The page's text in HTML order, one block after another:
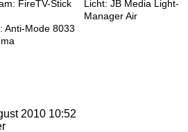
FireTV-Stick
Licht: JB Media Light-
Manager Air
Anti-Mode 8033
2010 10:52